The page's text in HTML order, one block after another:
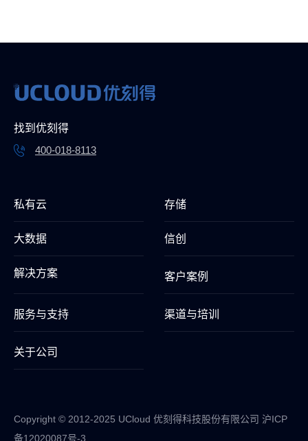
找到优刻得
400-018-8113
私有云 存储
大数据 信创
解决方案 客户案例
服务与支持 渠道与培训
关于公司
Copyright © 2012-2025 UCloud 优刻得科技股份有限公司 沪ICP
备12020087号-3